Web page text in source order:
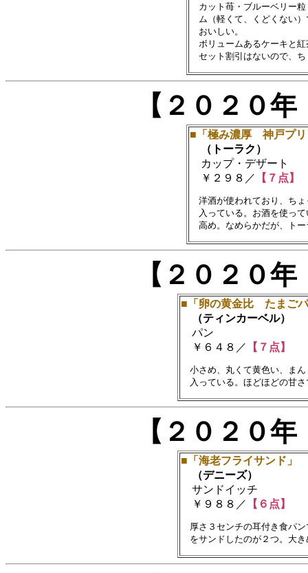
カット苺・ブルーベリー粒
ム（軽くて、くどくない）
おいしい。
ボリュームあるケーキと紅
【２０２０
■「極み濃厚 神戸プリ
（トーラク）
カップ・デザート
￥２９８／ 【７点】
洋酒が使われており、ち
入っている。お酒を使って
【２０２０
■「卵の黄金比 たまご
（ティンカーベル）
パン
￥６４８／ 【７点】
小さめ、丸くて黄色い、ま
【２０２０
■「海老フライサンド」
（デニーズ）
サンドイッチ
￥９８８／ 【６点】
厚さ３センチの耳付き食パ